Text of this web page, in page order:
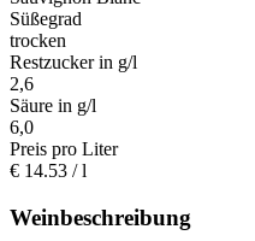
Süßegrad
trocken
Restzucker in g/l
2,6
Säure in g/l
6,0
Preis pro Liter
€ 14.53 / l
Weinbeschreibung